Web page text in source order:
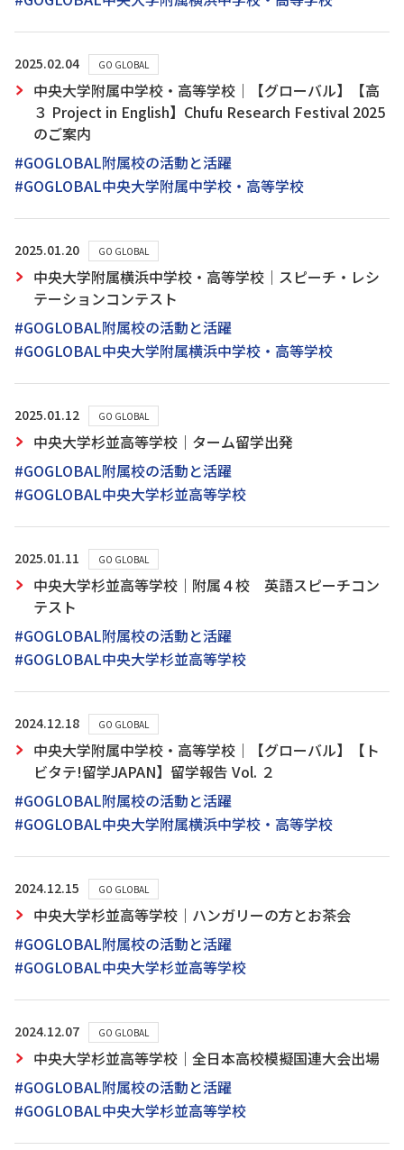
2025.02.04 GO GLOBAL
中央大学附属中学校・高等学校｜【グローバル】【高
３ Project in English】Chufu Research Festival 2025
のご案内
#GOGLOBAL附属校の活動と活躍
#GOGLOBAL中央大学附属中学校・高等学校
2025.01.20 GO GLOBAL
中央大学附属横浜中学校・高等学校｜スピーチ・レシ
テーションコンテスト
#GOGLOBAL附属校の活動と活躍
#GOGLOBAL中央大学附属横浜中学校・高等学校
2025.01.12 GO GLOBAL
中央大学杉並高等学校｜ターム留学出発
#GOGLOBAL附属校の活動と活躍
#GOGLOBAL中央大学杉並高等学校
2025.01.11 GO GLOBAL
中央大学杉並高等学校｜附属４校 英語スピーチコン
テスト
#GOGLOBAL附属校の活動と活躍
#GOGLOBAL中央大学杉並高等学校
2024.12.18 GO GLOBAL
中央大学附属中学校・高等学校｜【グローバル】【ト
ビタテ!留学JAPAN】留学報告 Vol. ２
#GOGLOBAL附属校の活動と活躍
#GOGLOBAL中央大学附属横浜中学校・高等学校
2024.12.15 GO GLOBAL
中央大学杉並高等学校｜ハンガリーの方とお茶会
#GOGLOBAL附属校の活動と活躍
#GOGLOBAL中央大学杉並高等学校
2024.12.07 GO GLOBAL
中央大学杉並高等学校｜全日本高校模擬国連大会出場
#GOGLOBAL附属校の活動と活躍
#GOGLOBAL中央大学杉並高等学校